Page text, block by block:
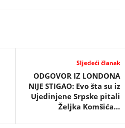
Sljedeći članak
ODGOVOR IZ LONDONA
NIJE STIGAO: Evo šta su iz
Ujedinjene Srpske pitali
Željka Komšića…